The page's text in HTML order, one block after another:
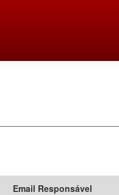
Email Responsável